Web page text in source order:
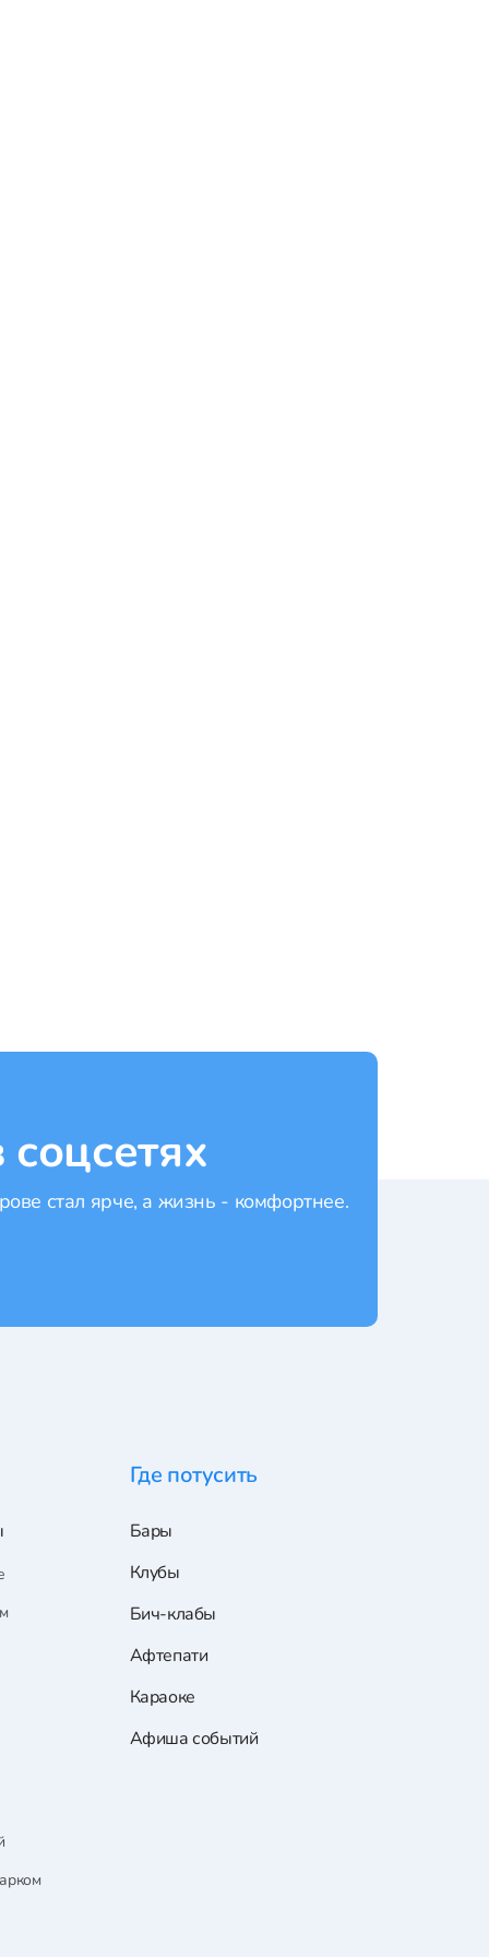
стал ярче, а жизнь - комфортнее.
Где потусить
Бары
Клубы
Бич-клабы
Афтепати
Караоке
Афиша событий